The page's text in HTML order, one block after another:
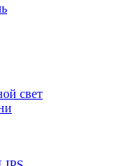
свет